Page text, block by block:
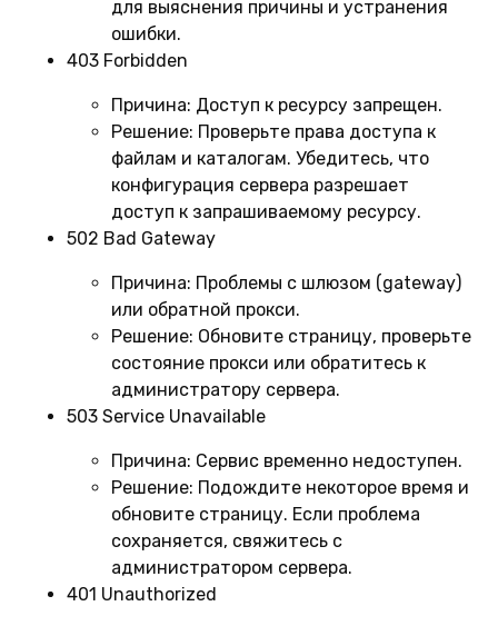
для выяснения причины и устранения
ошибки.
403 Forbidden
Причина: Доступ к ресурсу запрещен.
Решение: Проверьте права доступа к
файлам и каталогам. Убедитесь, что
конфигурация сервера разрешает
доступ к запрашиваемому ресурсу.
502 Bad Gateway
Причина: Проблемы с шлюзом (gateway)
или обратной прокси.
Решение: Обновите страницу, проверьте
состояние прокси или обратитесь к
администратору сервера.
503 Service Unavailable
Причина: Сервис временно недоступен.
Решение: Подождите некоторое время и
обновите страницу. Если проблема
сохраняется, свяжитесь с
администратором сервера.
401 Unauthorized